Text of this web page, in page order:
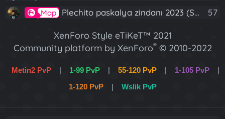
Map Plechito paskalya zindanı 2023 (Spring Sanctuary dungeon) 57
XenForo Style eTiKeT™ 2021
Community platform by XenForo® © 2010-2022
[XGT] Forum statistics system- XenGenTr
Metin2 PvP | 1-99 PvP | 55-120 PvP | 1-105 PvP
|
1-120 PvP
| Wslik PvP